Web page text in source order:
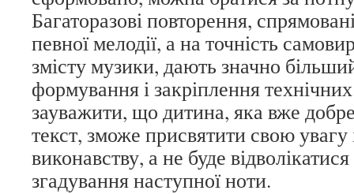
Багаторазові повторення,
певної мелодії, а на точність
змісту музики, дають значно
формування і закріплення
зауважити, що дитина, яка вже
текст, зможе присвятити свою увагу
виконавству, а не буде
згадування наступної ноти.